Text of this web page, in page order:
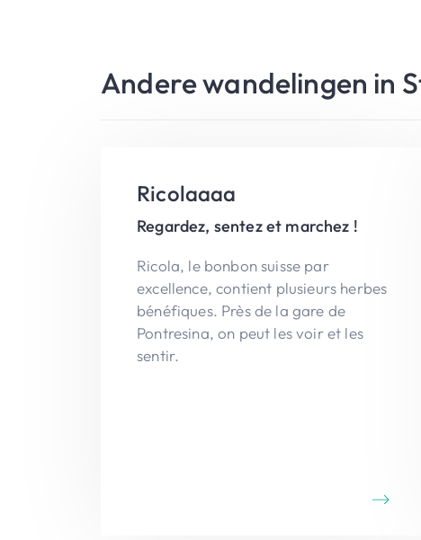
Andere wandelingen in
Ricolaaaa
Regardez, sentez et marchez !
Ricola, le bonbon suisse par
excellence, contient plusieurs herbes
bénéfiques. Près de la gare de
Pontresina, on peut les voir et les
sentir.